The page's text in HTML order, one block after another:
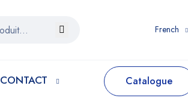
French
CONTACT Catalogue